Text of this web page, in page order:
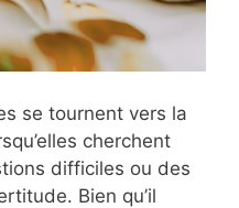
se tournent vers la
cherchent
difficiles ou des
Bien qu’il